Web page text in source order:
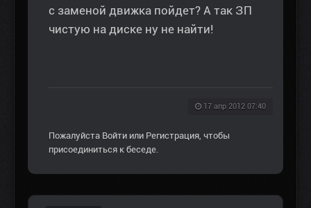
с заменой движка пойдет? А так ЗП
чистую на диске ну не найти!
17 апр 2012 07:40
Пожалуйста Войти или Регистрация, чтобы
присоединиться к беседе.